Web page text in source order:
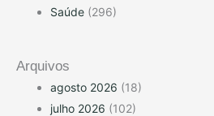
Saúde (296)
Arquivos
agosto 2026 (18)
julho 2026 (102)